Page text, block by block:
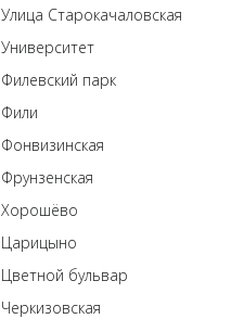
Улица Старокачаловская
Университет
Филевский парк
Фили
Фонвизинская
Фрунзенская
Хорошёво
Царицыно
Цветной бульвар
Черкизовская